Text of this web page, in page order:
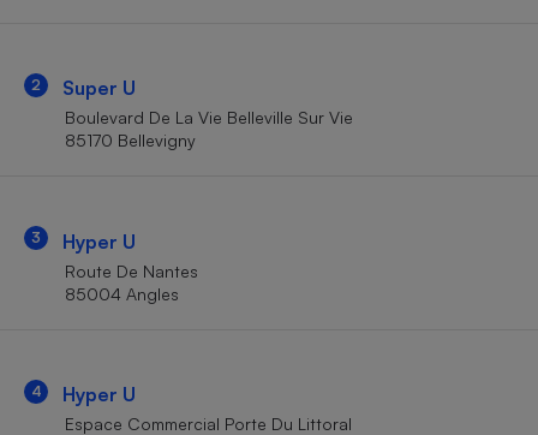
2 Super U
Boulevard De La Vie Belleville Sur Vie
85170 Bellevigny
3 Hyper U
Route De Nantes
85004 Angles
4 Hyper U
Espace Commercial Porte Du Littoral
Téléphone mobile -